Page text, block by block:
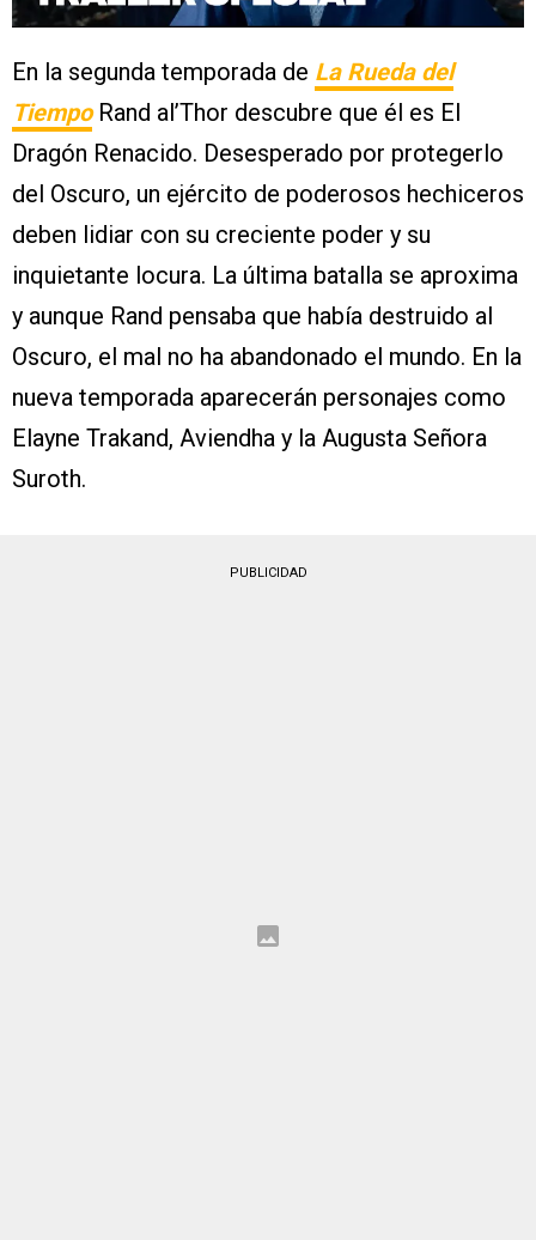
En la segunda temporada de La Rueda del
TiempoRand al’Thor descubre que él es El
Dragón Renacido. Desesperado por protegerlo
del Oscuro, un ejército de poderosos hechiceros
deben lidiar con su creciente poder y su
inquietante locura. La última batalla se aproxima
y aunque Rand pensaba que había destruido al
Oscuro, el mal no ha abandonado el mundo. En la
nueva temporada aparecerán personajes como
Elayne Trakand, Aviendha y la Augusta Señora
Suroth.
PUBLICIDAD